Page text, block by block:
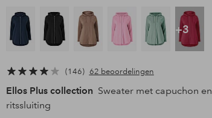
+3
146 62 beoordelingen
Ellos Plus collection Sweater met capuchon en
ritssluiting